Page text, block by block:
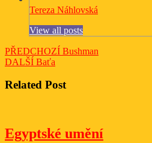
Tereza Náhlovská
View all posts
Navigace
pro
příspěvek
PŘEDCHOZÍ Previous
Bushman
DALŠÍ Next
Baťa
Related Post
Egyptské uměníEgyptské